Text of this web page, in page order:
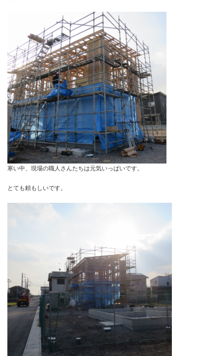
寒い中、現場の職人さんたちは元気いっぱいです。
とても頼もしいです。